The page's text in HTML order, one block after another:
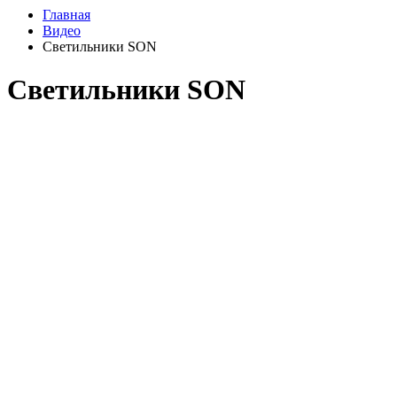
Главная
Видео
Светильники SON
Светильники SON